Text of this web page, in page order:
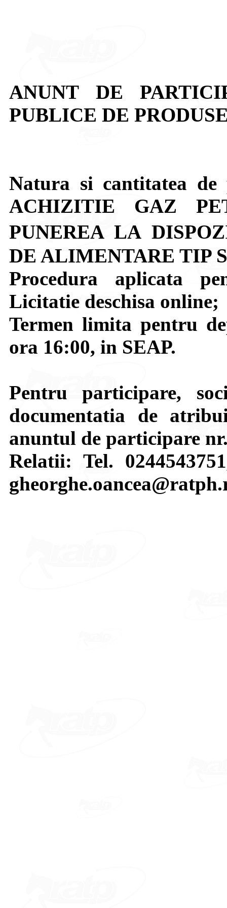
ANUNT DE
PUBLICE DE
Natura si cantitatea de
ACHIZITIE GAZ
PUNEREA LA
DE ALIMENTARE TIP
Procedura aplicata
Licitatie deschisa online;
Termen limita pentru
ora 16:00, in SEAP.
Pentru participare,
documentatia de
anuntul de participare
Relatii: Tel.